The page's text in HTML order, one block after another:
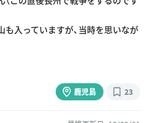
入っていますが、当時を思いなが
鹿児島 23